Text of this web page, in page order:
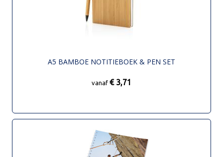
A5 BAMBOE NOTITIEBOEK & PEN SET
vanaf € 3,71